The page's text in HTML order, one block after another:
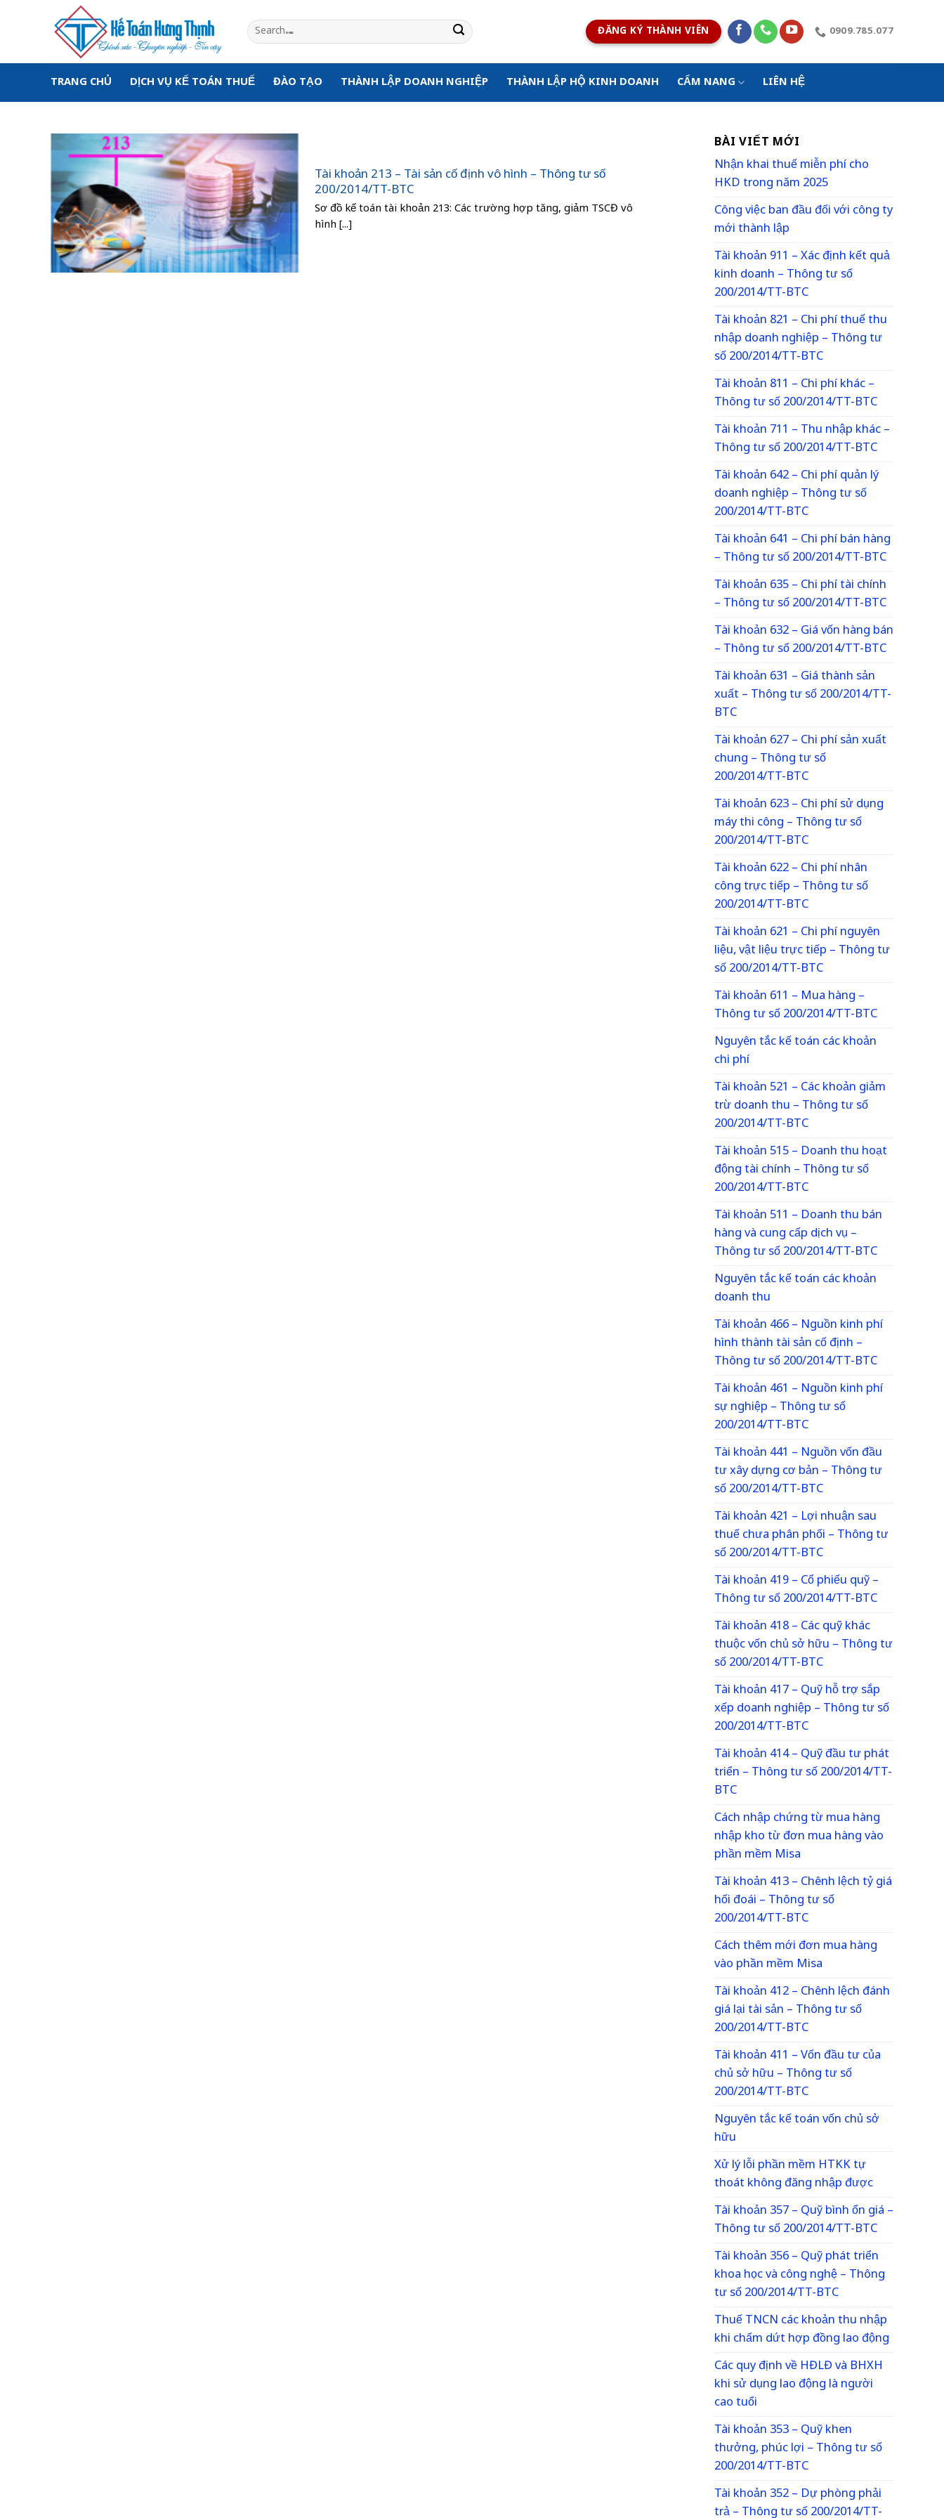
ĐĂNG KÝ THÀNH VIÊN 0909.785.077
TRANG CHỦ DỊCH VỤ KẾ TOÁN THUẾ ĐÀO TẠO THÀNH LẬP DOANH NGHIỆP THÀNH LẬP HỘ KINH DOANH CẨM NANG LIÊN HỆ
Tài khoản 213 – Tài sản cố định vô hình – Thông tư số
200/2014/TT-BTC
Sơ đồ kế toán tài khoản 213: Các trường hợp tăng, giảm TSCĐ vô
hình [...]
BÀI VIẾT MỚI
Nhận khai thuế miễn phí cho
HKD trong năm 2025
Công việc ban đầu đối với công ty
mới thành lập
Tài khoản 911 – Xác định kết quả
kinh doanh – Thông tư số
200/2014/TT-BTC
Tài khoản 821 – Chi phí thuế thu
nhập doanh nghiệp – Thông tư
số 200/2014/TT-BTC
Tài khoản 811 – Chi phí khác –
Thông tư số 200/2014/TT-BTC
Tài khoản 711 – Thu nhập khác –
Thông tư số 200/2014/TT-BTC
Tài khoản 642 – Chi phí quản lý
doanh nghiệp – Thông tư số
200/2014/TT-BTC
Tài khoản 641 – Chi phí bán hàng
– Thông tư số 200/2014/TT-BTC
Tài khoản 635 – Chi phí tài chính
– Thông tư số 200/2014/TT-BTC
Tài khoản 632 – Giá vốn hàng bán
– Thông tư số 200/2014/TT-BTC
Tài khoản 631 – Giá thành sản
xuất – Thông tư số 200/2014/TT-
BTC
Tài khoản 627 – Chi phí sản xuất
chung – Thông tư số
200/2014/TT-BTC
Tài khoản 623 – Chi phí sử dụng
máy thi công – Thông tư số
200/2014/TT-BTC
Tài khoản 622 – Chi phí nhân
công trực tiếp – Thông tư số
200/2014/TT-BTC
Tài khoản 621 – Chi phí nguyên
liệu, vật liệu trực tiếp – Thông tư
số 200/2014/TT-BTC
Tài khoản 611 – Mua hàng –
Thông tư số 200/2014/TT-BTC
Nguyên tắc kế toán các khoản
chi phí
Tài khoản 521 – Các khoản giảm
trừ doanh thu – Thông tư số
200/2014/TT-BTC
Tài khoản 515 – Doanh thu hoạt
động tài chính – Thông tư số
200/2014/TT-BTC
Tài khoản 511 – Doanh thu bán
hàng và cung cấp dịch vụ –
Thông tư số 200/2014/TT-BTC
Nguyên tắc kế toán các khoản
doanh thu
Tài khoản 466 – Nguồn kinh phí
hình thành tài sản cố định –
Thông tư số 200/2014/TT-BTC
Tài khoản 461 – Nguồn kinh phí
sự nghiệp – Thông tư số
200/2014/TT-BTC
Tài khoản 441 – Nguồn vốn đầu
tư xây dựng cơ bản – Thông tư
số 200/2014/TT-BTC
Tài khoản 421 – Lợi nhuận sau
thuế chưa phân phối – Thông tư
số 200/2014/TT-BTC
Tài khoản 419 – Cổ phiếu quỹ –
Thông tư số 200/2014/TT-BTC
Tài khoản 418 – Các quỹ khác
thuộc vốn chủ sở hữu – Thông tư
số 200/2014/TT-BTC
Tài khoản 417 – Quỹ hỗ trợ sắp
xếp doanh nghiệp – Thông tư số
200/2014/TT-BTC
Tài khoản 414 – Quỹ đầu tư phát
triển – Thông tư số 200/2014/TT-
BTC
Cách nhập chứng từ mua hàng
nhập kho từ đơn mua hàng vào
phần mềm Misa
Tài khoản 413 – Chênh lệch tỷ giá
hối đoái – Thông tư số
200/2014/TT-BTC
Cách thêm mới đơn mua hàng
vào phần mềm Misa
Tài khoản 412 – Chênh lệch đánh
giá lại tài sản – Thông tư số
200/2014/TT-BTC
Tài khoản 411 – Vốn đầu tư của
chủ sở hữu – Thông tư số
200/2014/TT-BTC
Nguyên tắc kế toán vốn chủ sở
hữu
Xử lý lỗi phần mềm HTKK tự
thoát không đăng nhập được
Tài khoản 357 – Quỹ bình ổn giá –
Thông tư số 200/2014/TT-BTC
Tài khoản 356 – Quỹ phát triển
khoa học và công nghệ – Thông
tư số 200/2014/TT-BTC
Thuế TNCN các khoản thu nhập
khi chấm dứt hợp đồng lao động
Các quy định về HĐLĐ và BHXH
khi sử dụng lao động là người
cao tuổi
Tài khoản 353 – Quỹ khen
thưởng, phúc lợi – Thông tư số
200/2014/TT-BTC
Tài khoản 352 – Dự phòng phải
trả – Thông tư số 200/2014/TT-